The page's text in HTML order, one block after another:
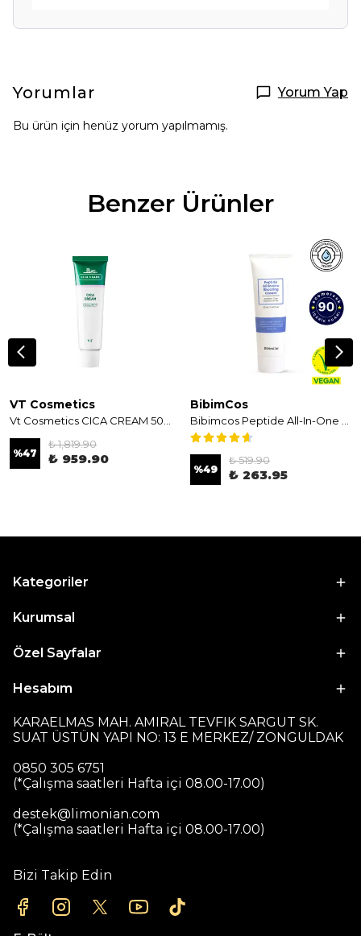
Yorumlar Yorum Yap
Bu ürün için henüz yorum yapılmamış.
Benzer Ürünler
VT Cosmetics
%47
₺ 1,819.90
₺ 959.90
BibimCos
%49
₺ 519.90
₺ 263.95
Kategoriler
Kurumsal
Özel Sayfalar
Hesabım
KARAELMAS MAH. AMIRAL TEVFIK SARGUT SK.
SUAT ÜSTÜN YAPI NO: 13 E MERKEZ/ ZONGULDAK
0850 305 6751
(*Çalışma saatleri Hafta içi 08.00-17.00)
destek@limonian.com
(*Çalışma saatleri Hafta içi 08.00-17.00)
Bizi Takip Edin